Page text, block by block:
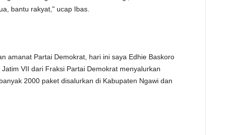
bantu rakyat," ucap Ibas.
amanat Partai Demokrat, hari ini saya Edhie Baskoro
VII dari Fraksi Partai Demokrat menyalurkan
2000 paket disalurkan di Kabupaten Ngawi dan